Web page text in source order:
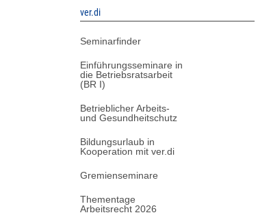
ver.di
Seminarfinder
Einführungsseminare in
die Betriebsratsarbeit
(BR I)
Betrieblicher Arbeits-
und Gesundheitschutz
Bildungsurlaub in
Kooperation mit ver.di
Gremienseminare
Thementage
Arbeitsrecht 2026